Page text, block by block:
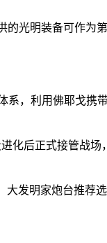
光明装备可作
，利用佛耶戈
化后正式接管战
发明家炮台推